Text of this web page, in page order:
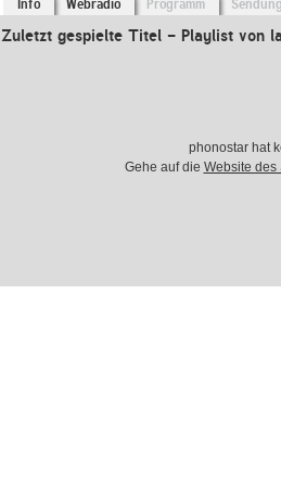
Info Webradio Programm
Zuletzt gespielte Titel - Playlist von
phonostar hat
Gehe auf die Website des